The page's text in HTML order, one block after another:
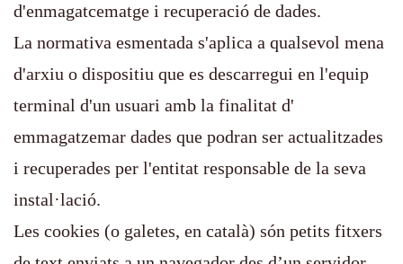
d'enmagatcematge i recuperació de dades.
La normativa esmentada s'aplica a qualsevol mena
d'arxiu o dispositiu que es descarregui en l'equip
terminal d'un usuari amb la finalitat d'
emmagatzemar dades que podran ser actualitzades
i recuperades per l'entitat responsable de la seva
instal·lació.
Les cookies (o galetes, en català) són petits fitxers